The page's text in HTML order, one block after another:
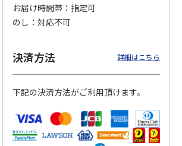
お届け時間帯
指定可
のし
対応不可
決済方法 詳細はこちら
下記の決済方法がご利用頂けます。